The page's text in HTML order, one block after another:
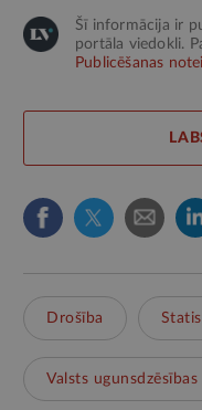
Šī informācija ir
portāla viedokli.
Publicēšanas
Drošība
Valsts